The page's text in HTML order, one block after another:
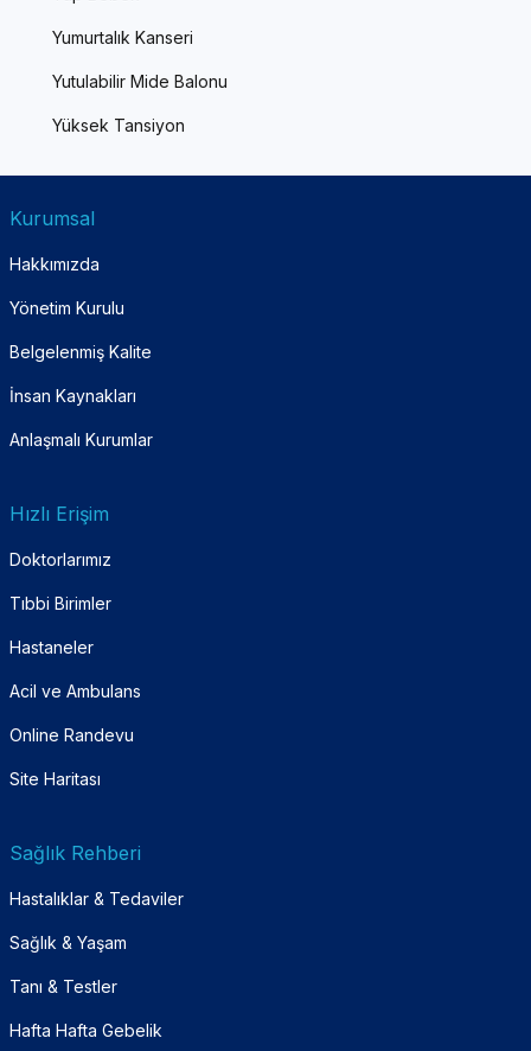
Yumurtalık Kanseri
Yutulabilir Mide Balonu
Yüksek Tansiyon
Kurumsal
Hakkımızda
Yönetim Kurulu
Belgelenmiş Kalite
İnsan Kaynakları
Anlaşmalı Kurumlar
Hızlı Erişim
Doktorlarımız
Tıbbi Birimler
Hastaneler
Acil ve Ambulans
Online Randevu
Site Haritası
Sağlık Rehberi
Hastalıklar & Tedaviler
Sağlık & Yaşam
Tanı & Testler
Hafta Hafta Gebelik